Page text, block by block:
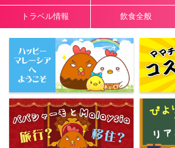
トラベル情報 飲食全般